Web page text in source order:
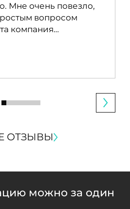
Мне очень повезло,
вопросом
компания…
ОТЗЫВЫ
можно за один